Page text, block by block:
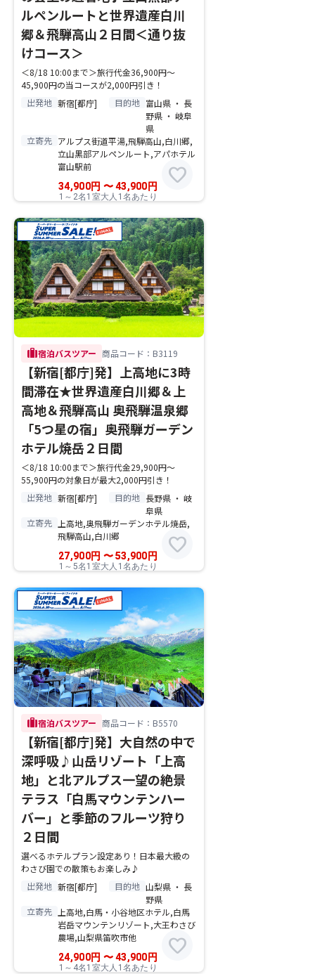
ルペンルートと世界遺産白川
郷＆飛騨高山２日間＜通り抜
けコース＞
＜8/18 10:00まで＞旅行代金36,900円～
45,900円の当コースが2,000円引き！
出発地 新宿[都庁] 目的地 富山県 ・ 長
野県 ・ 岐阜
県
立寄先 アルプス街道平湯,飛騨高山,白川郷,
立山黒部アルペンルート,アパホテル
富山駅前
34,900円 〜43,900 円
1～2名1室大人1名あたり
favorite
trip宿泊バスツアー 商品コード：B3119
【新宿[都庁]発】上高地に3時
間滞在★世界遺産白川郷＆上
高地＆飛騨高山 奥飛騨温泉郷
「5つ星の宿」奥飛騨ガーデン
ホテル焼岳２日間
＜8/18 10:00まで＞旅行代金29,900円～
55,900円の対象日が最大2,000円引き！
出発地 新宿[都庁] 目的地 長野県 ・ 岐
阜県
立寄先 上高地,奥飛騨ガーデンホテル焼岳,
飛騨高山,白川郷
27,900円 〜53,900 円
1～5名1室大人1名あたり
favorite
trip宿泊バスツアー 商品コード：B5570
【新宿[都庁]発】大自然の中で
深呼吸♪山岳リゾート「上高
地」と北アルプス一望の絶景
テラス「白馬マウンテンハー
バー」と季節のフルーツ狩り
２日間
選べるホテルプラン設定あり！日本最大級の
わさび園での散策もお楽しみ♪
出発地 新宿[都庁] 目的地 山梨県 ・ 長
野県
立寄先 上高地,白馬・小谷地区ホテル,白馬
岩岳マウンテンリゾート,大王わさび
農場,山梨県笛吹市他
24,900円 〜43,900 円
1～4名1室大人1名あたり
favorite